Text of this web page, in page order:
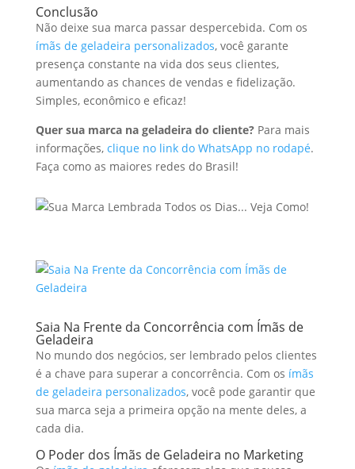
Conclusão
Não deixe sua marca passar despercebida. Com os
ímãs de geladeira personalizados, você garante
presença constante na vida dos seus clientes,
aumentando as chances de vendas e fidelização.
Simples, econômico e eficaz!
Quer sua marca na geladeira do cliente?Para mais
informações, clique no link do WhatsApp no rodapé.
Faça como as maiores redes do Brasil!
Saia Na Frente da Concorrência com Ímãs de
Geladeira
No mundo dos negócios, ser lembrado pelos clientes
é a chave para superar a concorrência. Com os ímãs
de geladeira personalizados, você pode garantir que
sua marca seja a primeira opção na mente deles, a
cada dia.
O Poder dos Ímãs de Geladeira no Marketing